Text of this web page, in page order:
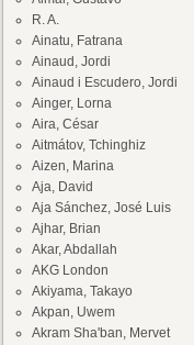
R. A.
Ainatu, Fatrana
Ainaud, Jordi
Ainaud i Escudero, Jordi
Ainger, Lorna
Aira, César
Aitmátov, Tchinghiz
Aizen, Marina
Aja, David
Aja Sánchez, José Luis
Ajhar, Brian
Akar, Abdallah
AKG London
Akiyama, Takayo
Akpan, Uwem
Akram Sha'ban, Mervet